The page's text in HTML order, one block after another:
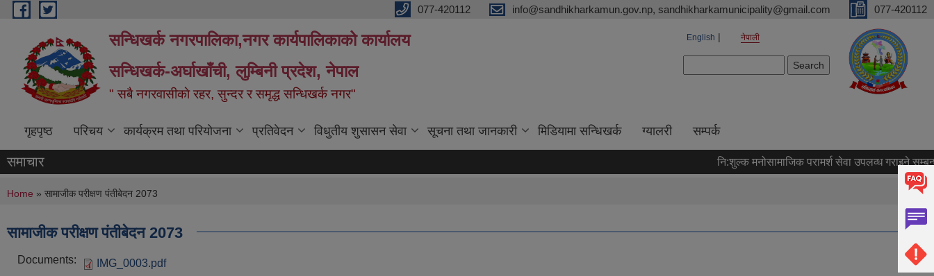
Skip to main content 077-420112 info@sandhikharkamun.gov.np, sandhikharkamunicipality@gmail.com 077-420112
सन्धिखर्क नगरपालिका,नगर कार्यपालिकाको कार्यालय
सन्धिखर्क-अर्घाखाँची, लुम्बिनी प्रदेश, नेपाल
" सबै नगरवासीकाे रहर, सुन्दर र समृद्ध सन्धिखर्क नगर"
English नेपाली
गृहपृष्ठ परिचय कार्यक्रम तथा परियोजना प्रतिवेदन विधुतीय शुसासन सेवा सूचना तथा जानकारी मिडियामा सन्धिखर्क ग्यालरी सम्पर्क
समाचार नि:शुल्क मनोसामाजिक परामर्श सेवा उपलव्ध गराइने
You are here
Home » सामाजीक परीक्षण पंतीबेदन 2073
सामाजीक परीक्षण पंतीबेदन 2073
Documents: IMG_0003.pdf